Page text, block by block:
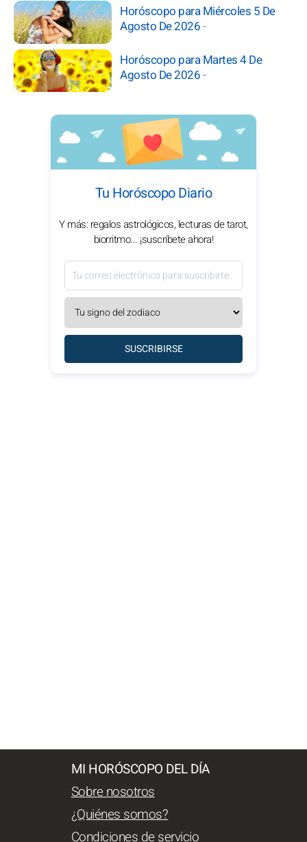
Horóscopo para Miércoles 5 De
Agosto De 2026-
Horóscopo para Martes 4 De
Agosto De 2026-
Tu Horóscopo Diario
Y más: regalos astrológicos, lecturas de tarot,
biorritmo... ¡suscríbete ahora!
SUSCRIBIRSE
MI HORÓSCOPO DEL DÍA
Sobre nosotros
¿Quiénes somos?
Condiciones de servicio